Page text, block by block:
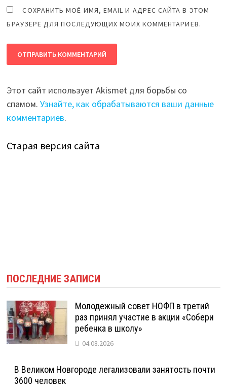
СОХРАНИТЬ МОЁ ИМЯ, EMAIL И АДРЕС САЙТА В ЭТОМ
БРАУЗЕРЕ ДЛЯ ПОСЛЕДУЮЩИХ МОИХ КОММЕНТАРИЕВ.
Этот сайт использует Akismet для борьбы со
спамом.Узнайте, как обрабатываются ваши данные
комментариев.
Старая версия сайта
ПОСЛЕДНИЕ ЗАПИСИ
Молодежный совет НОФП в третий
раз принял участие в акции «Собери
ребенка в школу»
04.08.2026
В Великом Новгороде легализовали занятость почти
3600 человек